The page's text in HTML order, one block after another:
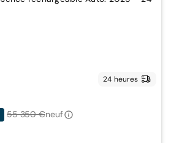
24 heures
55 350 €neuf